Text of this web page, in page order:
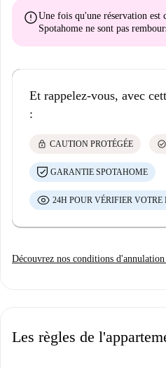
errorUne fois qu'une réservation est
Spotahome ne sont pas
Et rappelez-vous, avec
:
lock CAUTION PROTÉGÉE check_circle
GARANTIE SPOTAHOME
24H POUR VÉRIFIER
Découvrez nos conditions d'annulation
Les règles de